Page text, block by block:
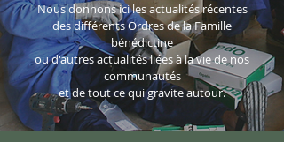
Nous donnons ici les actualités récentes
des différents Ordres de la Famille
bénédictine
ou d'autres actualités liées à la vie de nos
communautés
et de tout ce qui gravite autour.